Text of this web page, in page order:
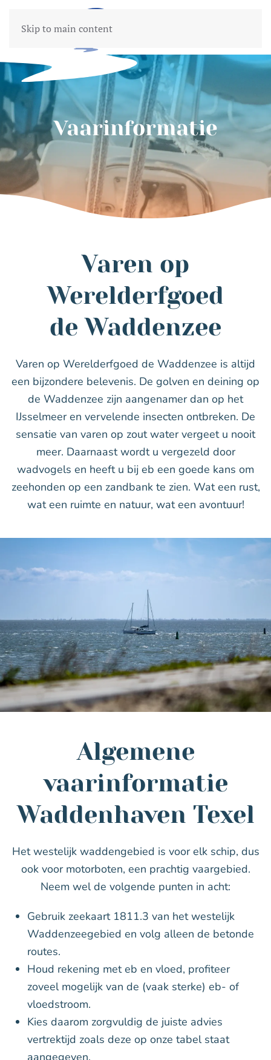
Skip to main content
Vaarinformatie
Varen op
Werelderfgoed
de Waddenzee
Varen op Werelderfgoed de Waddenzee is altijd
een bijzondere belevenis. De golven en deining op
de Waddenzee zijn aangenamer dan op het
IJsselmeer en vervelende insecten ontbreken. De
sensatie van varen op zout water vergeet u nooit
meer. Daarnaast wordt u vergezeld door
wadvogels en heeft u bij eb een goede kans om
zeehonden op een zandbank te zien. Wat een rust,
wat een ruimte en natuur, wat een avontuur!
Algemene
vaarinformatie
Waddenhaven Texel
Het westelijk waddengebied is voor elk schip, dus
ook voor motorboten, een prachtig vaargebied.
Neem wel de volgende punten in acht:
Gebruik zeekaart 1811.3 van het westelijk
Waddenzeegebied en volg alleen de betonde
routes.
Houd rekening met eb en vloed, profiteer
zoveel mogelijk van de (vaak sterke) eb- of
vloedstroom.
Kies daarom zorgvuldig de juiste advies
vertrektijd zoals deze op onze tabel staat
aangegeven.